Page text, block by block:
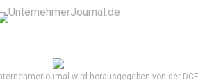
wird herausgegeben von der DCF